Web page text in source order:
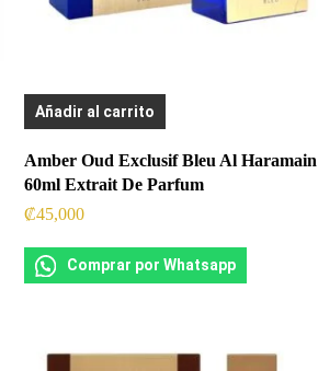
Añadir al carrito
Amber Oud Exclusif Bleu Al Haramain
60ml Extrait De Parfum
₡45,000
Comprar por Whatsapp